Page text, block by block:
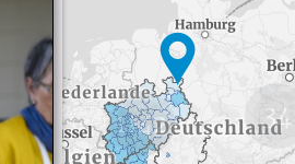
1142 34